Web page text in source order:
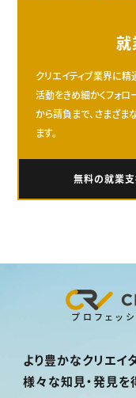
就
クリエイティブ業界に
活動をきめ細かくフォロ
から請負まで、さまざ
ます。
無料の就業支
プロフェッ
より豊かなクリエイ
様々な知見・発見を